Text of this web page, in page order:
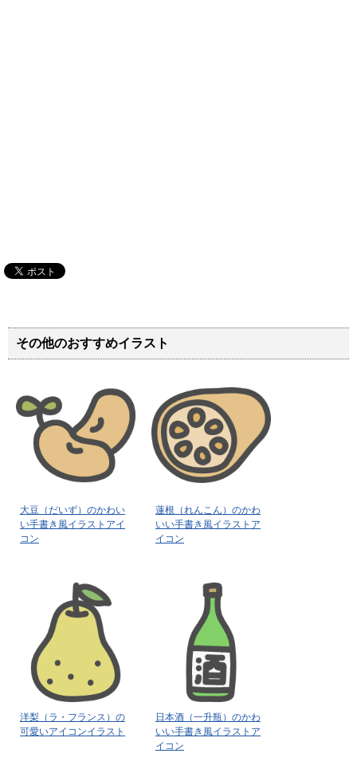
その他のおすすめイラスト
大豆（だいず）のかわい
い手書き風イラストアイ
コン
蓮根（れんこん）のかわ
いい手書き風イラストア
イコン
洋梨（ラ・フランス）の
可愛いアイコンイラスト
日本酒（一升瓶）のかわ
いい手書き風イラストア
イコン